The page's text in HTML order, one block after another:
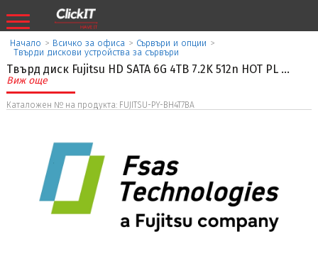
Начало > Всичко за офиса > Сървъри и опции >
Твърди дискови устройства за сървъри
Твърд диск Fujitsu HD SATA 6G 4TB 7.2K 512n HOT PL ...
Виж още
Каталожен № на продукта: FUJITSU-PY-BH4T7BA